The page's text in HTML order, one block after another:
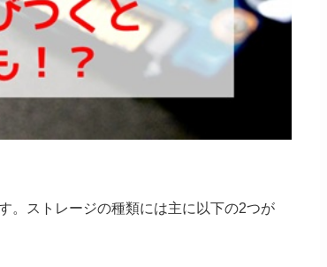
。ストレージの種類には主に以下の2つが